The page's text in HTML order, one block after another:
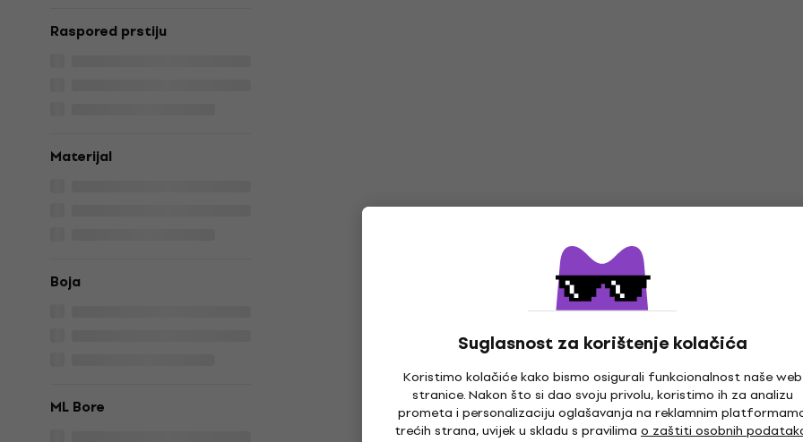
Suglasnost za korištenje kolačića
Koristimo kolačiće kako bismo osigurali funkcionalnost naše web
stranice. Nakon što si dao svoju privolu, koristimo ih za analizu
prometa i personalizaciju oglašavanja na reklamnim
trećih strana, uvijek u skladu s pravilima o zaštiti osobnih
Raspored prstiju
Materijal
Boja
ML Bore